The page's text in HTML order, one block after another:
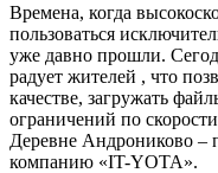
Времена, когда
пользоваться
уже давно прошли.
радует жителей , что
качестве, загружать
ограничений по
Деревне Андрониково –
компанию «IT-YOTA».